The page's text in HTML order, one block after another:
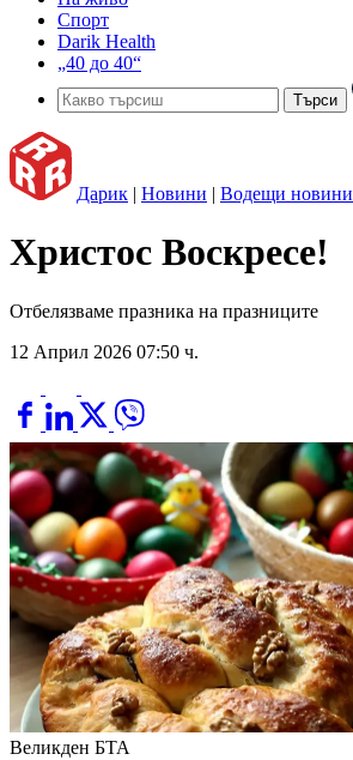
Спорт
Darik Health
„40 до 40“
Дарик | Новини | Водещи новини
Христос Воскресе!
Отбелязваме празника на празниците
12 Април 2026 07:50 ч.
Великден БТА